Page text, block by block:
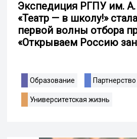
Экспедиция РГПУ им. А.
«Театр — в школу!»
первой волны отбора
«Открываем Россию
Образование Партнерство
Университетская жизнь